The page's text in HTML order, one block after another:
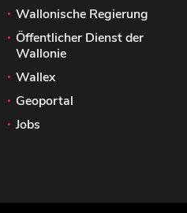
Wallonische Regierung
Öffentlicher Dienst der
Wallonie
Wallex
Geoportal
Jobs